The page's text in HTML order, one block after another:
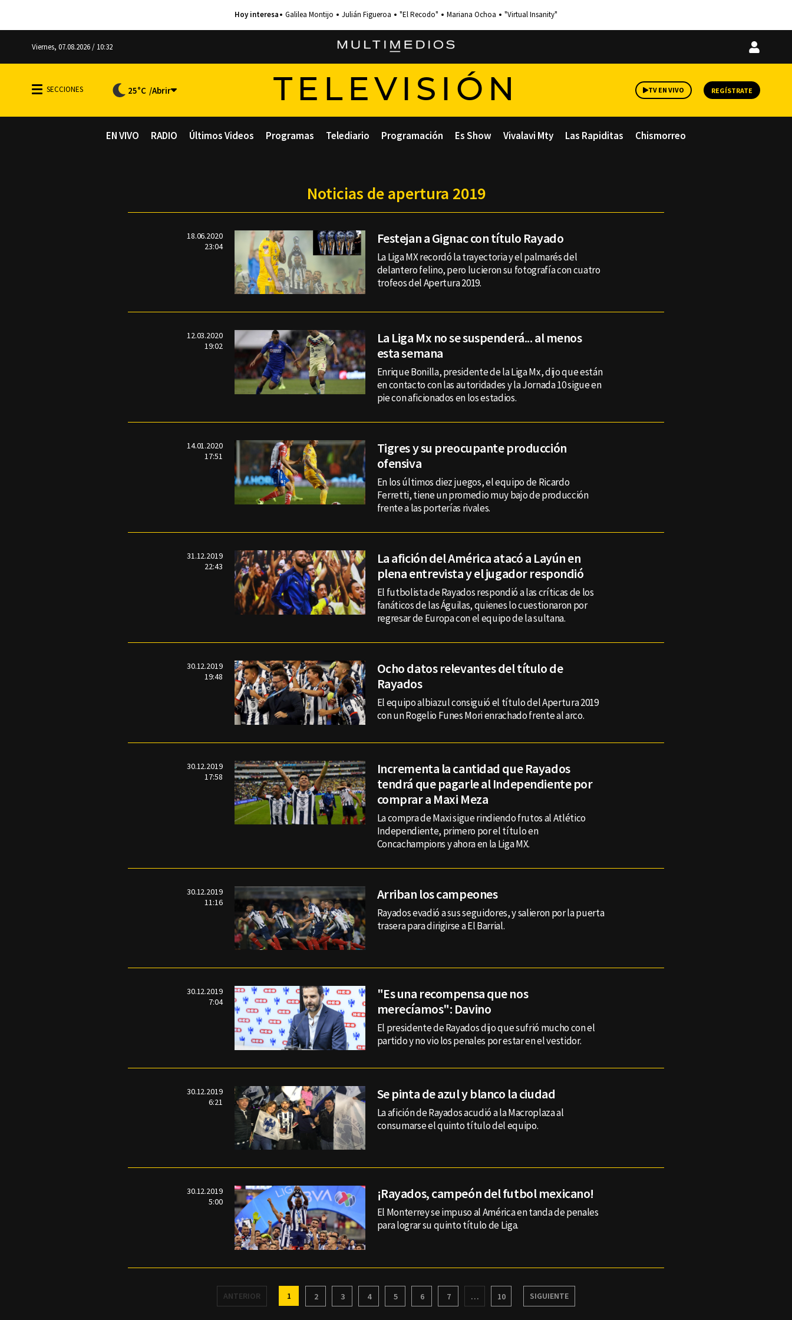
Galilea Montijo Julián Figueroa "El Recodo" Mariana Ochoa "Virtual Insanity"
Viernes, 07.08.2026 / 10:32
Iniciar
25°C TELEVISIÓN TV EN VIVO REGÍSTRATE
EN VIVO RADIO Últimos Videos Programas Telediario Programación Es Show Vivalavi Mty Las Rapiditas Chismorreo
Noticias de apertura 2019
18.06.2020
23:04
Festejan a Gignac con título Rayado
La Liga MX recordó la trayectoria y el palmarés del
delantero felino, pero lucieron su fotografía con cuatro
trofeos del Apertura 2019.
12.03.2020
19:02
La Liga Mx no se suspenderá... al menos
esta semana
Enrique Bonilla, presidente de la Liga Mx, dijo que están
en contacto con las autoridades y la Jornada 10 sigue en
pie con aficionados en los estadios.
14.01.2020
17:51
Tigres y su preocupante producción
ofensiva
En los últimos diez juegos, el equipo de Ricardo
Ferretti, tiene un promedio muy bajo de producción
frente a las porterías rivales.
31.12.2019
22:43
La afición del América atacó a Layún en
plena entrevista y el jugador respondió
El futbolista de Rayados respondió a las críticas de los
fanáticos de las Águilas, quienes lo cuestionaron por
regresar de Europa con el equipo de la sultana.
30.12.2019
19:48
Ocho datos relevantes del título de
Rayados
El equipo albiazul consiguió el título del Apertura 2019
con un Rogelio Funes Mori enrachado frente al arco.
30.12.2019
17:58
Incrementa la cantidad que Rayados
tendrá que pagarle al Independiente por
comprar a Maxi Meza
La compra de Maxi sigue rindiendo frutos al Atlético
Independiente, primero por el título en
Concachampions y ahora en la Liga MX.
30.12.2019
11:16
Arriban los campeones
Rayados evadió a sus seguidores, y salieron por la puerta
trasera para dirigirse a El Barrial.
30.12.2019
7:04
"Es una recompensa que nos
merecíamos": Davino
El presidente de Rayados dijo que sufrió mucho con el
partido y no vio los penales por estar en el vestidor.
30.12.2019
6:21
Se pinta de azul y blanco la ciudad
La afición de Rayados acudió a la Macroplaza al
consumarse el quinto título del equipo.
30.12.2019
5:00
¡Rayados, campeón del futbol mexicano!
El Monterrey se impuso al América en tanda de penales
para lograr su quinto título de Liga.
ANTERIOR 1 2 3 4 5 6 7 … 10 SIGUIENTE